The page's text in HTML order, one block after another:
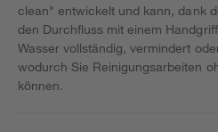
clean" entwickelt und kann, dank
den Durchfluss mit einem
Wasser vollständig, vermindert
wodurch Sie Reinigungsarbeiten
können.